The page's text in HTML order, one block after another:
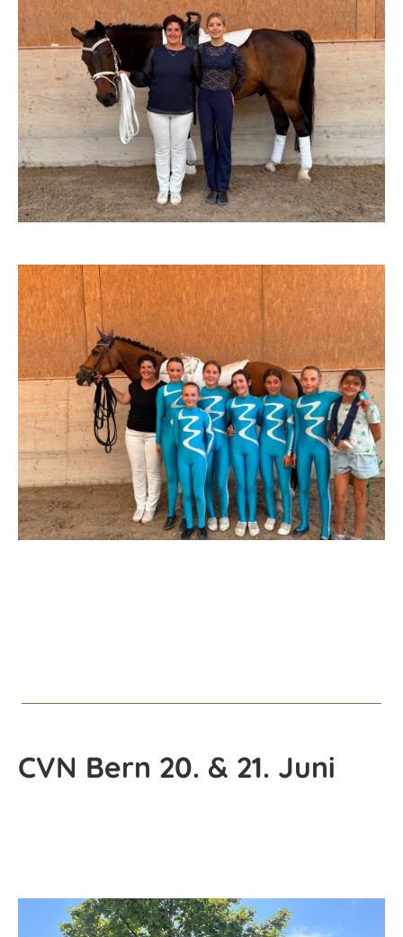
CVN Bern 20. & 21. Juni